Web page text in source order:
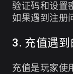
验证码和设置
如果遇到注册
3. 充值遇到
充值是玩家使